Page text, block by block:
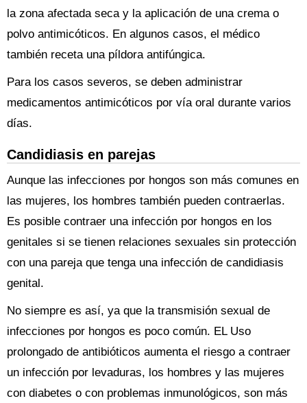
la zona afectada seca y la aplicación de una crema o
polvo antimicóticos. En algunos casos, el médico
también receta una píldora antifúngica.
Para los casos severos, se deben administrar
medicamentos antimicóticos por vía oral durante varios
días.
Candidiasis en parejas
Aunque las infecciones por hongos son más comunes en
las mujeres, los hombres también pueden contraerlas.
Es posible contraer una infección por hongos en los
genitales si se tienen relaciones sexuales sin protección
con una pareja que tenga una infección de candidiasis
genital.
No siempre es así, ya que la transmisión sexual de
infecciones por hongos es poco común. EL Uso
prolongado de antibióticos aumenta el riesgo a contraer
un infección por levaduras, los hombres y las mujeres
con diabetes o con problemas inmunológicos, son más